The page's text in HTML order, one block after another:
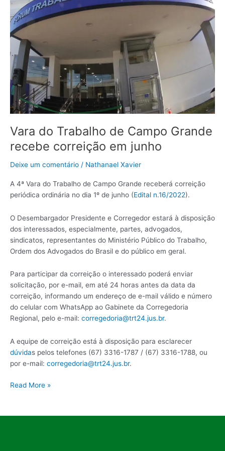
Vara do Trabalho de Campo Grande
recebe correição em junho
Deixe um comentário / Nathanael Xavier
A 4ª Vara do Trabalho de Campo Grande receberá correição
periódica ordinária no dia 1º de junho (Edital n.16/2022).
O Desembargador Presidente e Corregedor estará à disposição
dos interessados, especialmente, partes, advogados,
sindicatos, representantes do Ministério Público do Trabalho,
Ordem dos Advogados do Brasil e do público em geral.
Para participar da correição o interessado poderá enviar
solicitação, por e-mail, em até 24 horas antes da data da
correição, informando um endereço de e-mail válido e número
do celular com WhatsApp ao Gabinete da Corregedoria
Regional, pelo e-mail: corregedoria@trt24.jus.br.
A equipe de correição está à disposição para esclarecer
dúvidas pelos telefones (67) 3316-1787 / (67) 3316-1788, ou
por e-mail: corregedoria@trt24.jus.br.
em
junho
Read More »